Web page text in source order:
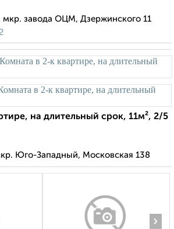
мкр. завода ОЦМ, Дзержинского 11
на длительный срок, 11м², 2/5
Юго-Западный, Московская 138
›